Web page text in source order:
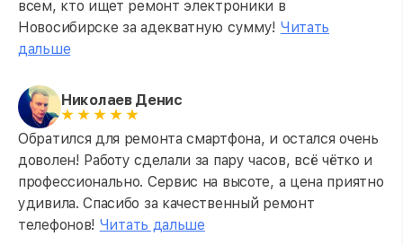
всем, кто ищет ремонт электроники в
Новосибирске за адекватную сумму! Читать
дальше
Николаев Денис
Обратился для ремонта смартфона, и остался очень
доволен! Работу сделали за пару часов, всё чётко и
профессионально. Сервис на высоте, а цена приятно
удивила. Спасибо за качественный ремонт
телефонов! Читать дальше